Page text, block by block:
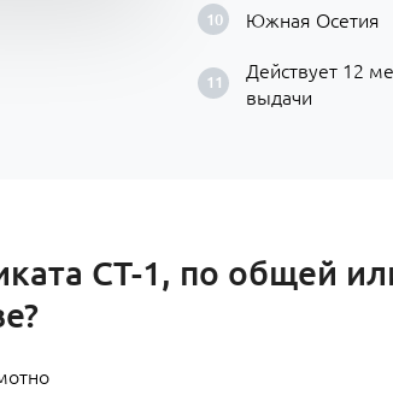
Южная Осетия
Действует 12
выдачи
СТ-1, по общей